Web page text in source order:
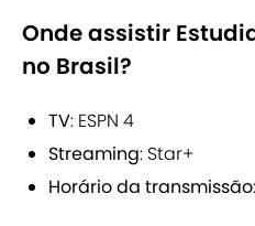
Onde assistir
no Brasil?
TV: ESPN 4
Streaming: Star+
Horário da transmissão